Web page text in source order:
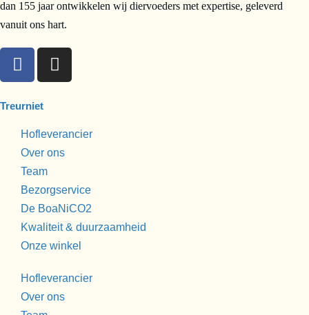
dan 155 jaar ontwikkelen wij diervoeders met expertise, geleverd
vanuit ons hart.
Treurniet
Hofleverancier
Over ons
Team
Bezorgservice
De BoaNiCO2
Kwaliteit & duurzaamheid
Onze winkel
Hofleverancier
Over ons